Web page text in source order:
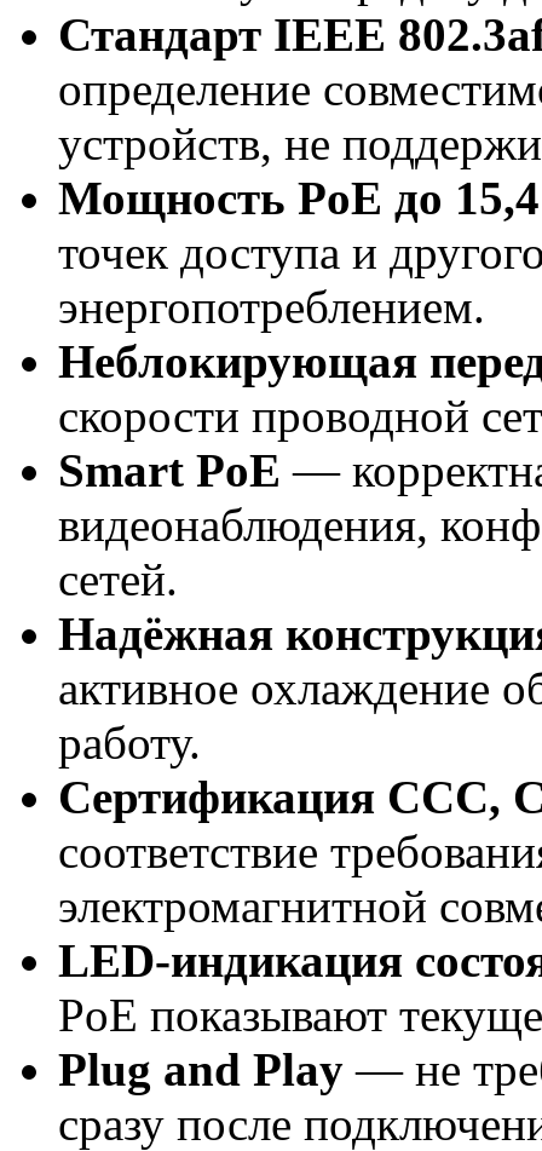
Стандарт IEEE
определение
устройств, не
Мощность PoE до
точек доступа и
энергопотреблением.
Неблокирующая
скорости проводной
Smart PoE —
видеонаблюдения,
сетей.
Надёжная
активное охлаждение
работу.
Сертификация CCC,
соответствие
электромагнитной
LED-индикация
PoE показывают
Plug and Play — не
сразу после